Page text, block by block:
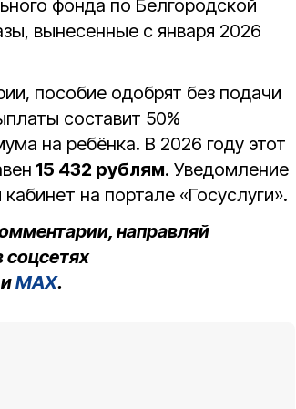
фонда по Белгородской
вынесенные с января 2026
пособие одобрят без подачи
составит 50%
на ребёнка. В 2026 году этот
15 432 рублям. Уведомление
на портале «Госуслуги».
направляй
соцсетях
иMAX.